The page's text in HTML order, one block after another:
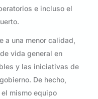
e incluso el
a una menor calidad,
vida general en
y las iniciativas de
De hecho,
mismo equipo